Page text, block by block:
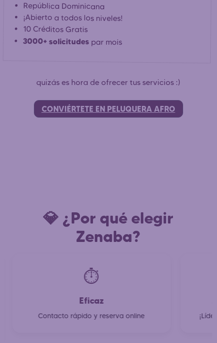
República Dominicana
¡Abierto a todos los niveles!
10 Créditos Gratis
3000+ solicitudes par mois
quizás es hora de ofrecer tus servicios :)
CONVIÉRTETE EN PELUQUERA AFRO
💎 ¿Por qué elegir
Zenaba?
⏱️
Eficaz
Contacto rápido y reserva online